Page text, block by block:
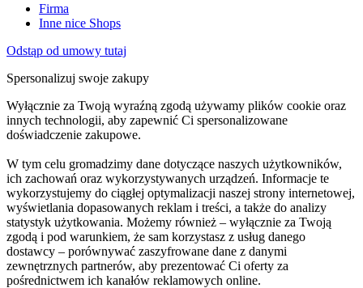
Firma
Inne nice Shops
Odstąp od umowy tutaj
Spersonalizuj swoje zakupy
Wyłącznie za Twoją wyraźną zgodą używamy plików cookie oraz
innych technologii, aby zapewnić Ci spersonalizowane
doświadczenie zakupowe.
W tym celu gromadzimy dane dotyczące naszych użytkowników,
ich zachowań oraz wykorzystywanych urządzeń. Informacje te
wykorzystujemy do ciągłej optymalizacji naszej strony internetowej,
wyświetlania dopasowanych reklam i treści, a także do analizy
statystyk użytkowania. Możemy również – wyłącznie za Twoją
zgodą i pod warunkiem, że sam korzystasz z usług danego
dostawcy – porównywać zaszyfrowane dane z danymi
zewnętrznych partnerów, aby prezentować Ci oferty za
pośrednictwem ich kanałów reklamowych online.